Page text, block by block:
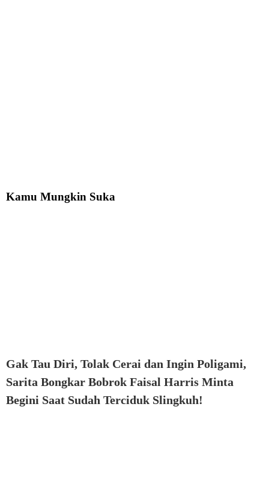
Kamu Mungkin Suka
Gak Tau Diri, Tolak Cerai dan Ingin Poligami,
Sarita Bongkar Bobrok Faisal Harris Minta
Begini Saat Sudah Terciduk Slingkuh!